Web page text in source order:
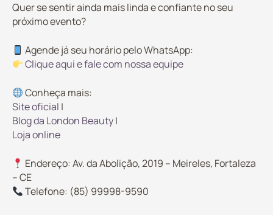
Quer se sentir ainda mais linda e confiante no seu
próximo evento?
Agende já seu horário pelo WhatsApp:
Clique aqui e fale com nossa equipe
Conheça mais:
Site oficial |
Blog da London Beauty|
Loja online
Endereço: Av. da Abolição, 2019 – Meireles, Fortaleza
– CE
Telefone: (85) 99998-9590